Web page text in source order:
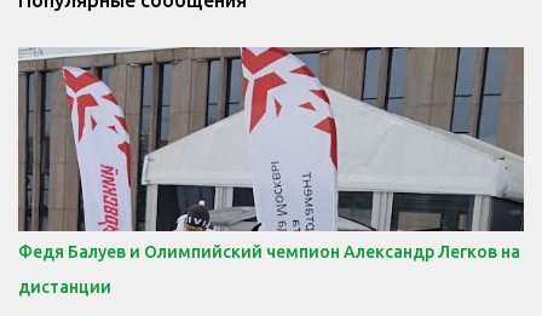
Федя Балуев и Олимпийский чемпион Александр Легков на
дистанции